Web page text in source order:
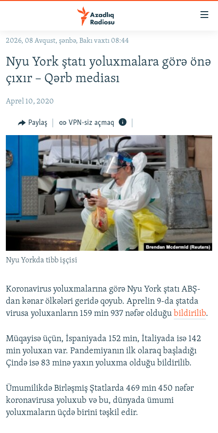
Əsas
qayıt
Əsas
naviqasiyaya
qayıt
#İZAHLA
KORRUPSIOMETR
#ƏSLINDƏ
FƏRQƏ BAX
QANUNI DOĞRU
ARAŞDIRMA
MULTIMEDIA
VIDEO
FOTOQALEREYA
İNFOQRAFIKA
KARIKATURA
RADIO ARXIV
OXU ZALI
AZƏRBAYCAN ƏDƏBIYYATI KITABXANASI
İSLAM VƏ DEMOKRATIYA
İZ - MƏDƏNIYYƏT PROQRAMI
HAQQIMIZDA
MISSIYAMIZ
PEŞƏ ETIKASI VƏ JURNALISTIKA STANDARTLARIMIZ
MATERIALLARIMIZDAN ISTIFADƏ
BIZIMLƏ ƏLAQƏ
XƏBƏR BÜLLETENLƏRIMIZ
BIZI IZLƏ
2026, 08 Avqust, şənbə, Bakı vaxtı 08:44
Nyu York ştatı yoluxmalara görə önə
çıxır – Qərb mediası
Aprel 10, 2020
Paylaş VPN-siz açmaq
Nyu Yorkda tibb işçisi
Koronavirus yoluxmalarına görə Nyu York ştatı ABŞ-
dan kənar ölkələri geridə qoyub. Aprelin 9-da ştatda
virusa yoluxanların 159 min 937 nəfər olduğu bildirilib.
Müqayisə üçün, İspaniyada 152 min, İtaliyada isə 142
min yoluxan var. Pandemiyanın ilk olaraq başladığı
Çində isə 83 minə yaxın yoluxma olduğu bildirilib.
Ümumilikdə Birləşmiş Ştatlarda 469 min 450 nəfər
koronavirusa yoluxub və bu, dünyada ümumi
yoluxmaların üçdə birini təşkil edir.